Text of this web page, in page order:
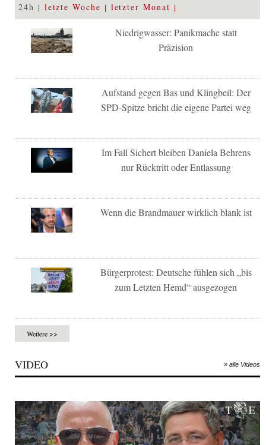
24h letzte Woche letzter Monat
Niedrigwasser: Panikmache statt
Präzision
Aufstand gegen Bas und Klingbeil: Der
SPD-Spitze bricht die eigene Partei weg
Im Fall Sichert bleiben Daniela Behrens
nur Rücktritt oder Entlassung
Wenn die Brandmauer wirklich blank ist
Bürgerprotest: Deutsche fühlen sich „bis
zum Letzten Hemd“ ausgezogen
Weitere >>
VIDEO » alle Videos